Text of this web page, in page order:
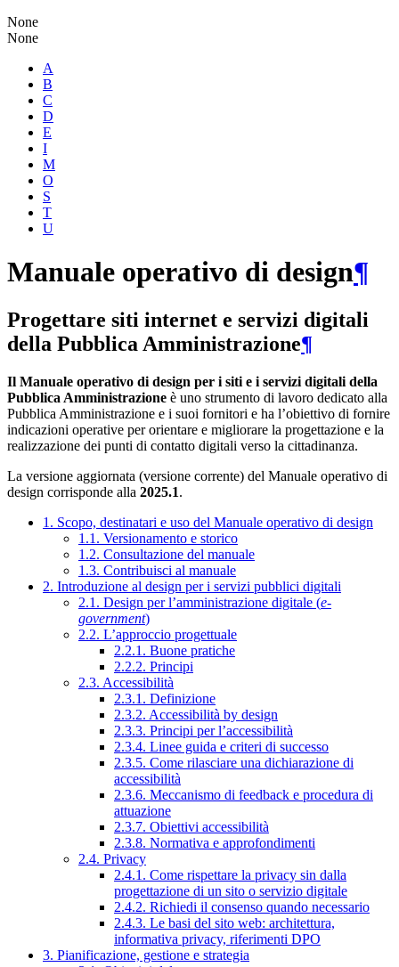
None
None
A
B
C
D
E
I
M
O
S
T
U
Manuale operativo di design¶
Progettare siti internet e servizi digitali
della Pubblica Amministrazione¶
Il Manuale operativo di design per i siti e i servizi digitali della
Pubblica Amministrazione è uno strumento di lavoro dedicato alla
Pubblica Amministrazione e i suoi fornitori e ha l’obiettivo di fornire
indicazioni operative per orientare e migliorare la progettazione e la
realizzazione dei punti di contatto digitali verso la cittadinanza.
La versione aggiornata (versione corrente) del Manuale operativo di
design corrisponde alla 2025.1.
1. Scopo, destinatari e uso del Manuale operativo di design
1.1. Versionamento e storico
1.2. Consultazione del manuale
1.3. Contribuisci al manuale
2. Introduzione al design per i servizi pubblici digitali
2.1. Design per l’amministrazione digitale (e-
government)
2.2. L’approccio progettuale
2.2.1. Buone pratiche
2.2.2. Principi
2.3. Accessibilità
2.3.1. Definizione
2.3.2. Accessibilità by design
2.3.3. Principi per l’accessibilità
2.3.4. Linee guida e criteri di successo
2.3.5. Come rilasciare una dichiarazione di
accessibilità
2.3.6. Meccanismo di feedback e procedura di
attuazione
2.3.7. Obiettivi accessibilità
2.3.8. Normativa e approfondimenti
2.4. Privacy
2.4.1. Come rispettare la privacy sin dalla
progettazione di un sito o servizio digitale
2.4.2. Richiedi il consenso quando necessario
2.4.3. Le basi del sito web: architettura,
informativa privacy, riferimenti DPO
3. Pianificazione, gestione e strategia